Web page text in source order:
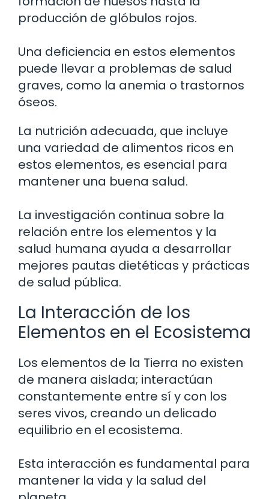
producción de glóbulos rojos.
Una deficiencia en estos elementos
puede llevar a problemas de salud
graves, como la anemia o trastornos
óseos.
La nutrición adecuada, que incluye
una variedad de alimentos ricos en
estos elementos, es esencial para
mantener una buena salud.
La investigación continua sobre la
relación entre los elementos y la
salud humana ayuda a desarrollar
mejores pautas dietéticas y prácticas
de salud pública.
La Interacción de los
Elementos en el Ecosistema
Los elementos de la Tierra no existen
de manera aislada; interactúan
constantemente entre sí y con los
seres vivos, creando un delicado
equilibrio en el ecosistema.
Esta interacción es fundamental para
mantener la vida y la salud del